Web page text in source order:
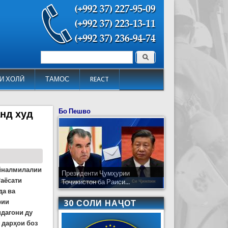
ХОЛӢ ТАМОС REACT
Форма поиска Поиск
худ
ва
ду
боз
Бо Пешво
Президенти Ҷумҳурии
Тоҷикистон ба Раиси...
30 СОЛИ НАҶОТ